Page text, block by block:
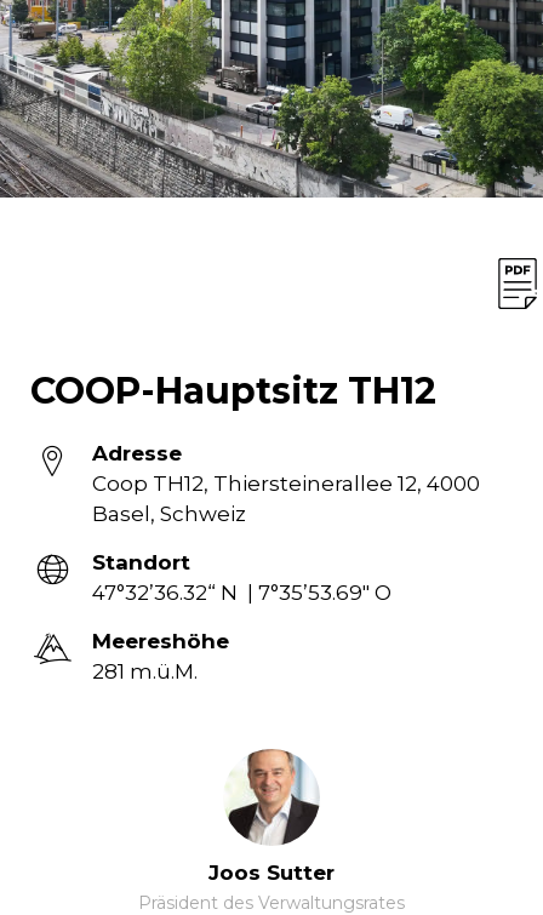
COOP-Hauptsitz TH12
Adresse
Coop TH12, Thiersteinerallee 12, 4000
Basel, Schweiz
Standort
47°32’36.32“ N | 7°35’53.69″ O
Meereshöhe
281 m.ü.M.
Joos Sutter
Präsident des Verwaltungsrates